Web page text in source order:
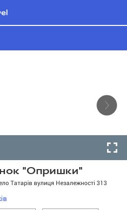
"Опришки"
Татарів вулиця Незалежності 313